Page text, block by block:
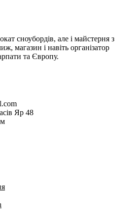
сноубордів, але і майстерня з
магазин і навіть організатор
та Європу.
Яр 48